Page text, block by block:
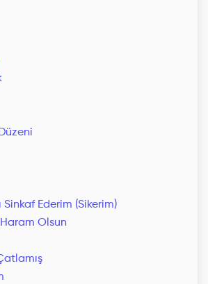
Sinkaf Ederim (Sikerim)
Haram Olsun